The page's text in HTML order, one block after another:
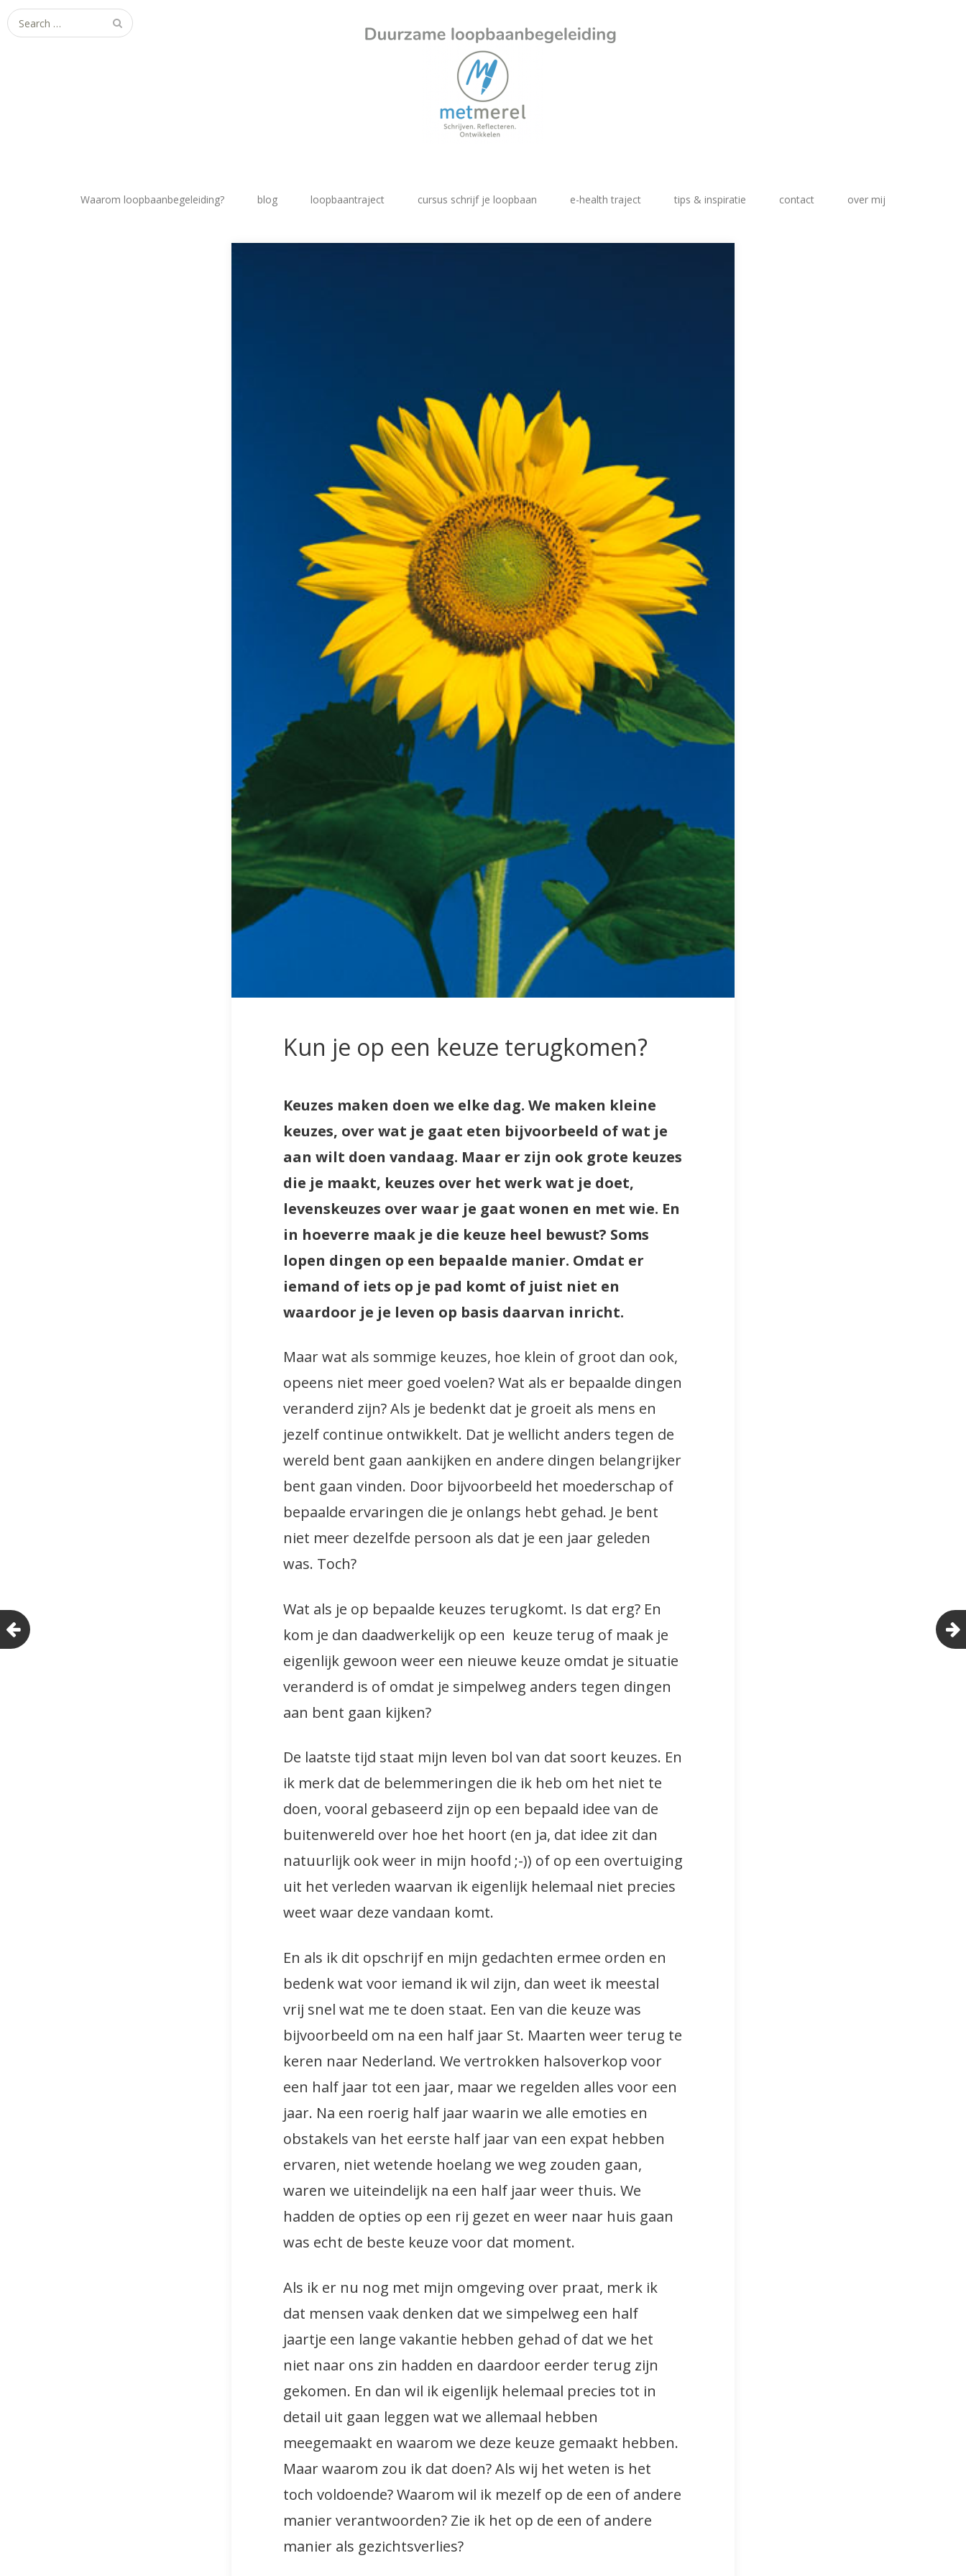
Search
for:
Waarom loopbaanbegeleiding? blog loopbaantraject cursus schrijf je loopbaan e-health traject tips & inspiratie contact over mij
Kun je op een keuze terugkomen?
Keuzes maken doen we elke dag. We maken kleine
keuzes, over wat je gaat eten bijvoorbeeld of wat je
aan wilt doen vandaag. Maar er zijn ook grote keuzes
die je maakt, keuzes over het werk wat je doet,
levenskeuzes over waar je gaat wonen en met wie. En
in hoeverre maak je die keuze heel bewust? Soms
lopen dingen op een bepaalde manier. Omdat er
iemand of iets op je pad komt of juist niet en
waardoor je je leven op basis daarvan inricht.
Maar wat als sommige keuzes, hoe klein of groot dan ook,
opeens niet meer goed voelen? Wat als er bepaalde dingen
veranderd zijn? Als je bedenkt dat je groeit als mens en
jezelf continue ontwikkelt. Dat je wellicht anders tegen de
wereld bent gaan aankijken en andere dingen belangrijker
bent gaan vinden. Door bijvoorbeeld het moederschap of
bepaalde ervaringen die je onlangs hebt gehad. Je bent
niet meer dezelfde persoon als dat je een jaar geleden
was. Toch?
Wat als je op bepaalde keuzes terugkomt. Is dat erg? En
kom je dan daadwerkelijk op een keuze terug of maak je
eigenlijk gewoon weer een nieuwe keuze omdat je situatie
veranderd is of omdat je simpelweg anders tegen dingen
aan bent gaan kijken?
De laatste tijd staat mijn leven bol van dat soort keuzes. En
ik merk dat de belemmeringen die ik heb om het niet te
doen, vooral gebaseerd zijn op een bepaald idee van de
buitenwereld over hoe het hoort (en ja, dat idee zit dan
natuurlijk ook weer in mijn hoofd ;-)) of op een overtuiging
uit het verleden waarvan ik eigenlijk helemaal niet precies
weet waar deze vandaan komt.
En als ik dit opschrijf en mijn gedachten ermee orden en
bedenk wat voor iemand ik wil zijn, dan weet ik meestal
vrij snel wat me te doen staat. Een van die keuze was
bijvoorbeeld om na een half jaar St. Maarten weer terug te
keren naar Nederland. We vertrokken halsoverkop voor
een half jaar tot een jaar, maar we regelden alles voor een
jaar. Na een roerig half jaar waarin we alle emoties en
obstakels van het eerste half jaar van een expat hebben
ervaren, niet wetende hoelang we weg zouden gaan,
waren we uiteindelijk na een half jaar weer thuis. We
hadden de opties op een rij gezet en weer naar huis gaan
was echt de beste keuze voor dat moment.
Als ik er nu nog met mijn omgeving over praat, merk ik
dat mensen vaak denken dat we simpelweg een half
jaartje een lange vakantie hebben gehad of dat we het
niet naar ons zin hadden en daardoor eerder terug zijn
gekomen. En dan wil ik eigenlijk helemaal precies tot in
detail uit gaan leggen wat we allemaal hebben
meegemaakt en waarom we deze keuze gemaakt hebben.
Maar waarom zou ik dat doen? Als wij het weten is het
toch voldoende? Waarom wil ik mezelf op de een of andere
manier verantwoorden? Zie ik het op de een of andere
manier als gezichtsverlies?